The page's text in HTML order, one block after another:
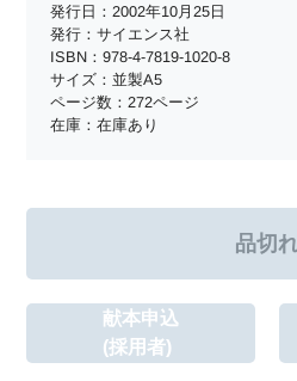
発行日：2002年10月25日
発行：サイエンス社
ISBN：978-4-7819-1020-8
サイズ：並製A5
ページ数：272ページ
在庫：在庫あり
献本申込
(採用者)